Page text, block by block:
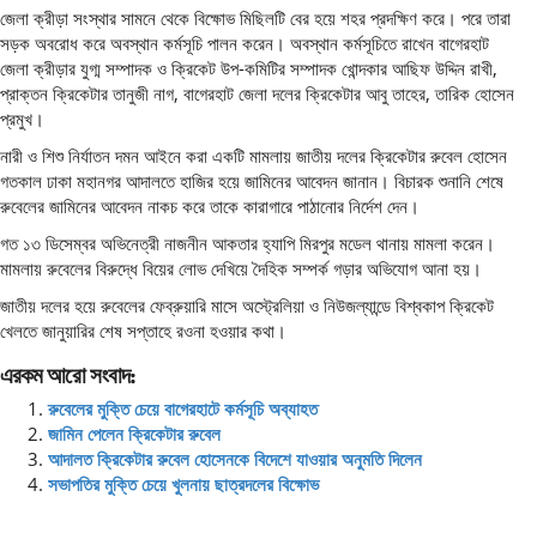
জেলা ক্রীড়া সংস্থার সামনে থেকে বিক্ষোভ মিছিলটি বের হয়ে শহর প্রদক্ষিণ করে। পরে তারা
সড়ক অবরোধ করে অবস্থান কর্মসূচি পালন করেন। অবস্থান কর্মসূচিতে রাখেন বাগেরহাট
জেলা ক্রীড়ার যুগ্ম সম্পাদক ও ক্রিকেট উপ-কমিটির সম্পাদক খোন্দকার আছিফ উদ্দিন রাখী,
প্রাক্তন ক্রিকেটার তানুজী নাগ, বাগেরহাট জেলা দলের ক্রিকেটার আবু তাহের, তারিক হোসেন
প্রমুখ।
নারী ও শিশু নির্যাতন দমন আইনে করা একটি মামলায় জাতীয় দলের ক্রিকেটার রুবেল হোসেন
গতকাল ঢাকা মহানগর আদালতে হাজির হয়ে জামিনের আবেদন জানান। বিচারক শুনানি শেষে
রুবেলের জামিনের আবেদন নাকচ করে তাকে কারাগারে পাঠানোর নির্দেশ দেন।
গত ১৩ ডিসেম্বর অভিনেত্রী নাজনীন আকতার হ্যাপি মিরপুর মডেল থানায় মামলা করেন।
মামলায় রুবেলের বিরুদ্ধে বিয়ের লোভ দেখিয়ে দৈহিক সম্পর্ক গড়ার অভিযোগ আনা হয়।
জাতীয় দলের হয়ে রুবেলের ফেব্রুয়ারি মাসে অস্ট্রেলিয়া ও নিউজল্যান্ডে বিশ্বকাপ ক্রিকেট
খেলতে জানুয়ারির শেষ সপ্তাহে রওনা হওয়ার কথা।
এরকম আরো সংবাদ:
রুবেলের মুক্তি চেয়ে বাগেরহাটে কর্মসূচি অব্যাহত
জামিন পেলেন ক্রিকেটার রুবেল
আদালত ক্রিকেটার রুবেল হোসেনকে বিদেশে যাওয়ার অনুমতি দিলেন
সভাপতির মুক্তি চেয়ে খুলনায় ছাত্রদলের বিক্ষোভ